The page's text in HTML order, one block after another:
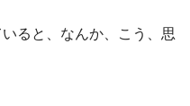
ると、なんか、こう、思